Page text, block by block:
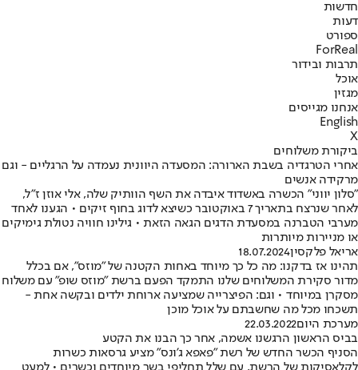
חדשות
דעות
ספורט
ForReal
תרבות ובידור
אוכל
מגזין
אנחנו מגייסים
English
X
ביקורת משלוחים
אחרי הטרגדיה בשבת הארורה: המסעדה היוונית נעמדה על הרגליים - וגם
מרקידה אנשים
"סלון יווני" הכשרה באשדוד איבדה את השף הוותיק שלה, אלי אוזן ז"ל,
לאחר שנרצח בתאריך 7 באוקטובר כשיצא לדוג בחוף זיקים • הגענו לאחד
מערבי הטברנה במסעדת הדגים הגאה הזאת • גילינו חוויה נטולת גימיקים
או מניירות מיותרות
אריאל פלקסין18.07.2024
תהינו אז בדקנו: מה כל כך מיוחד באחות הקטנה של "מוזס", אם בכלל
מדור סקירת המשלוחים שלנו התמקד הפעם ברשת "מוזס שופ" עם משלוח
מסקרן במיוחד • וגם: הפיצרייה שמציעה ארוחת ילדים ובקשה אחת -
תשכחו מכל מה שחשבתם על אוכל מוכן
מערכת היום22.03.2022
בביס הראשון הרגשנו אשמה, אחר כך הבנו את הקטע
הסניף הכשר החדש של רשת "פאפא ג'ונס" מציע גרסאות כשרות